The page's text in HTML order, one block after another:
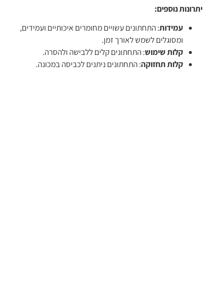
יתרונות נוספים:
עמידות: התחתונים עשויים מחומרים איכותיים ועמידים,
ומסוגלים לשמש לאורך זמן.
קלות שימוש: התחתונים קלים ללבישה ולהסרה.
קלות תחזוקה: התחתונים ניתנים לכביסה במכונה.